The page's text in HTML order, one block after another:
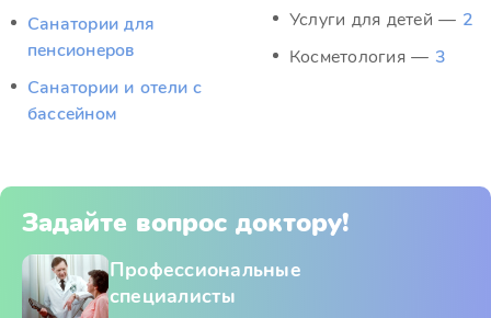
Санатории для
пенсионеров
Санатории и отели с
бассейном
Услуги для детей — 2
Косметология — 3
Задайте вопрос доктору!
Профессиональные
специалисты